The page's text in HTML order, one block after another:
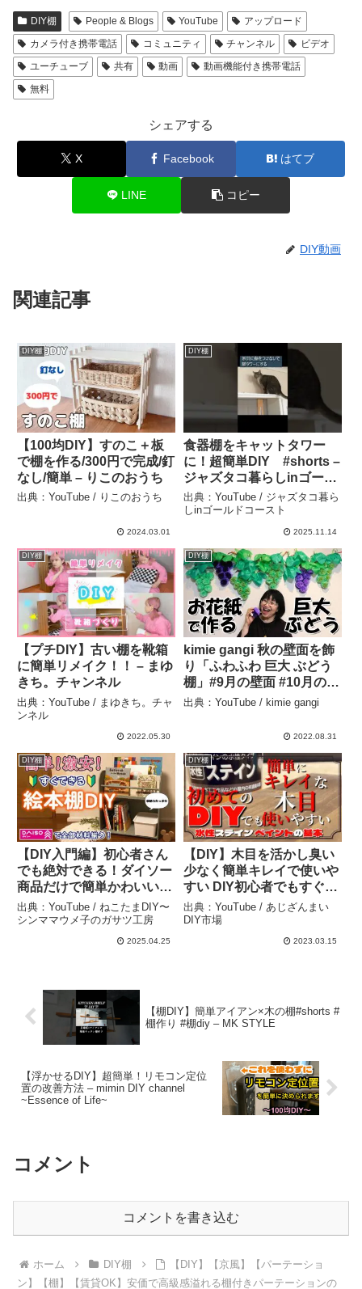
DIY棚 People & Blogs YouTube
アップロード
カメラ付き携帯電話
コミュニティ チャンネル
ビデオ
ユーチューブ
共有 動画
動画機能付き携帯電話
無料
シェアする
X Facebook はてブ
LINE コピー
DIY動画
関連記事
DIY棚
【100均DIY】すのこ＋板
で棚を作る/300円で完成/釘
なし/簡単 – りこのおうち
出典：YouTube / りこのおうち
2024.03.01
DIY棚
食器棚をキャットタワー
に！超簡単DIY #shorts –
ジャズタコ暮らしinゴール
ドコースト
出典：YouTube / ジャズタコ暮ら
しinゴールドコースト
2025.11.14
DIY棚
【プチDIY】古い棚を靴箱
に簡単リメイク！！ – まゆ
きち。チャンネル
出典：YouTube / まゆきち。チャ
ンネル
2022.05.30
DIY棚
kimie gangi 秋の壁面を飾
り「ふわふわ 巨大 ぶどう
棚」#9月の壁面 #10月の壁
面 #ブドウ #葡萄 #お花紙
齢者 #diy – kimie gangi
出典：YouTube / kimie gangi
2022.08.31
DIY棚
【DIY入門編】初心者さん
でも絶対できる！ダイソー
商品だけで簡単かわいい絵
本棚！ – ねこたまDIY〜シ
ンママウメ子のガサツ工房
出典：YouTube / ねこたまDIY〜
シンママウメ子のガサツ工房
2025.04.25
DIY棚
【DIY】木目を活かし臭い
少なく簡単キレイで使いや
すい DIY初心者でもすぐで
きる『水性ステイン』ペイ
ントの基本編 – あじざんま
出典：YouTube / あじざんまい
DIY市場
2023.03.15
【棚DIY】簡単アイアン×木の棚#shorts #
棚作り #棚diy – MK STYLE
【浮かせるDIY】超簡単！リモコン定位
置の改善方法 – mimin DIY channel
~Essence of Life~
コメント
コメントを書き込む
ホーム DIY棚
【DIY】【京風】【パーテーショ
ン】【棚】【賃貸OK】安価で高級感溢れる棚付きパーテーションの